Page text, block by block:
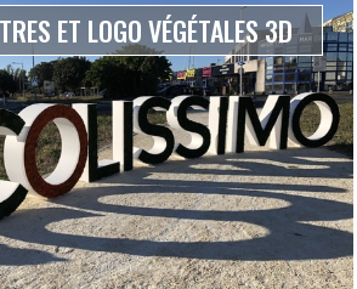
ET LOGO VÉGÉTALES 3D